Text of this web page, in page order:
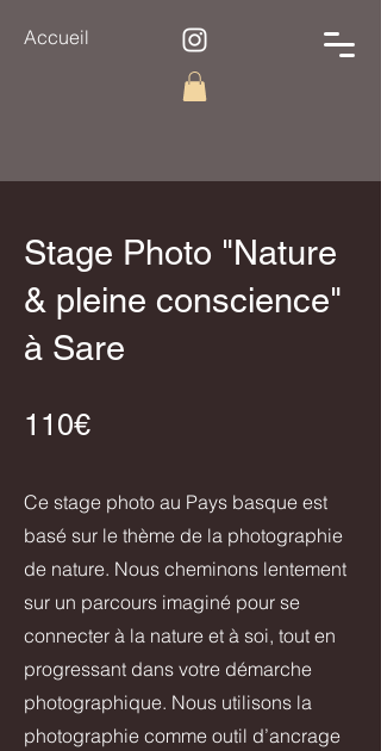
Accueil
Stage Photo "Nature
& pleine conscience"
à Sare
110€
Ce stage photo au Pays basque est
basé sur le thème de la photographie
de nature. Nous cheminons lentement
sur un parcours imaginé pour se
connecter à la nature et à soi, tout en
progressant dans votre démarche
photographique. Nous utilisons la
photographie comme outil d’ancrage